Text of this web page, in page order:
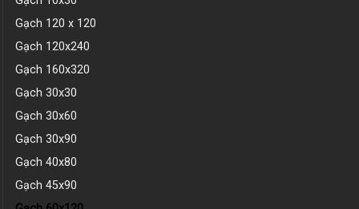
Gạch 120 x 120
Gạch 120x240
Gạch 160x320
Gạch 30x30
Gạch 30x60
Gạch 30x90
Gạch 40x80
Gạch 45x90